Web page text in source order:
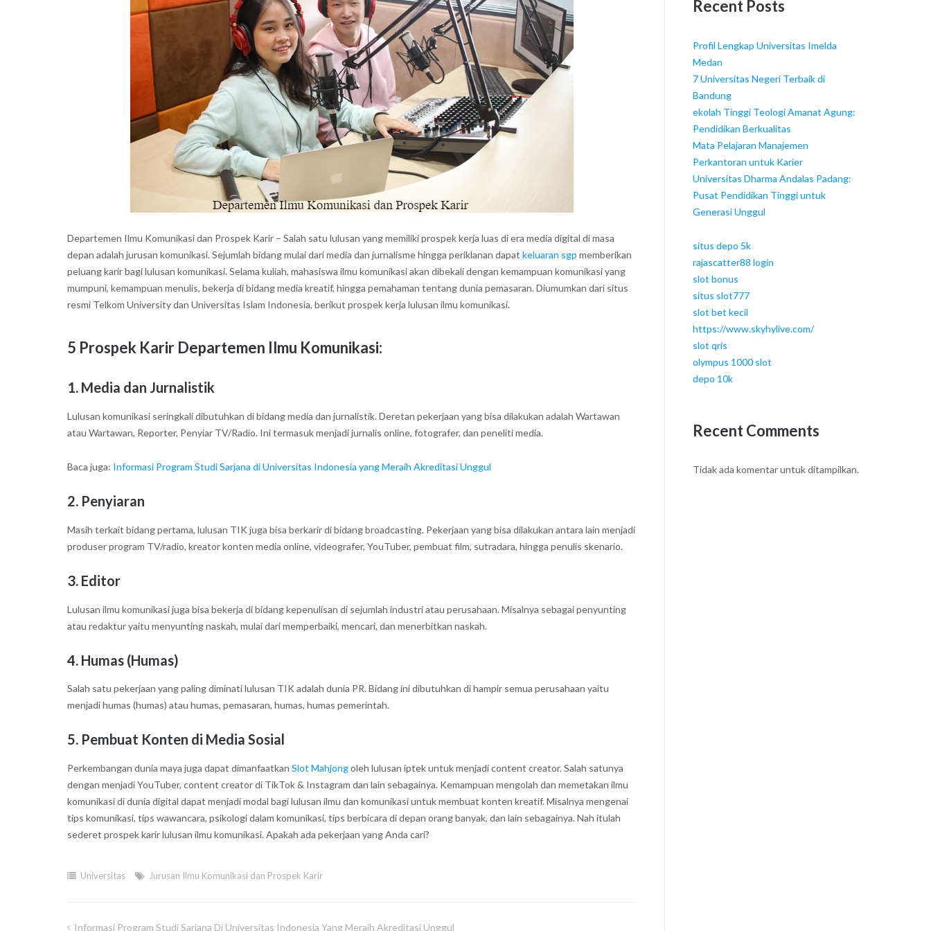
Departemen Ilmu Komunikasi dan Prospek Karir – Salah satu lulusan yang memiliki prospek kerja luas di era media digital di masa
depan adalah jurusan komunikasi. Sejumlah bidang mulai dari media dan jurnalisme hingga periklanan dapat keluaran sgp memberikan
peluang karir bagi lulusan komunikasi. Selama kuliah, mahasiswa ilmu komunikasi akan dibekali dengan kemampuan komunikasi yang
mumpuni, kemampuan menulis, bekerja di bidang media kreatif, hingga pemahaman tentang dunia pemasaran. Diumumkan dari situs
resmi Telkom University dan Universitas Islam Indonesia, berikut prospek kerja lulusan ilmu komunikasi.
5 Prospek Karir Departemen Ilmu Komunikasi:
1. Media dan Jurnalistik
Lulusan komunikasi seringkali dibutuhkan di bidang media dan jurnalistik. Deretan pekerjaan yang bisa dilakukan adalah Wartawan
atau Wartawan, Reporter, Penyiar TV/Radio. Ini termasuk menjadi jurnalis online, fotografer, dan peneliti media.
Baca juga: Informasi Program Studi Sarjana di Universitas Indonesia yang Meraih Akreditasi Unggul
2. Penyiaran
Masih terkait bidang pertama, lulusan TIK juga bisa berkarir di bidang broadcasting. Pekerjaan yang bisa dilakukan antara lain menjadi
produser program TV/radio, kreator konten media online, videografer, YouTuber, pembuat film, sutradara, hingga penulis skenario.
3. Editor
Lulusan ilmu komunikasi juga bisa bekerja di bidang kepenulisan di sejumlah industri atau perusahaan. Misalnya sebagai penyunting
atau redaktur yaitu menyunting naskah, mulai dari memperbaiki, mencari, dan menerbitkan naskah.
4. Humas (Humas)
Salah satu pekerjaan yang paling diminati lulusan TIK adalah dunia PR. Bidang ini dibutuhkan di hampir semua perusahaan yaitu
menjadi humas (humas) atau humas, pemasaran, humas, humas pemerintah.
5. Pembuat Konten di Media Sosial
Perkembangan dunia maya juga dapat dimanfaatkan Slot Mahjongoleh lulusan iptek untuk menjadi content creator. Salah satunya
dengan menjadi YouTuber, content creator di TikTok & Instagram dan lain sebagainya. Kemampuan mengolah dan memetakan ilmu
komunikasi di dunia digital dapat menjadi modal bagi lulusan ilmu dan komunikasi untuk membuat konten kreatif. Misalnya mengenai
tips komunikasi, tips wawancara, psikologi dalam komunikasi, tips berbicara di depan orang banyak, dan lain sebagainya. Nah itulah
sederet prospek karir lulusan ilmu komunikasi. Apakah ada pekerjaan yang Anda cari?
Universitas Jurusan Ilmu Komunikasi dan Prospek Karir
Informasi Program Studi Sarjana Di Universitas Indonesia Yang Meraih Akreditasi Unggul
Recent Posts
Profil Lengkap Universitas Imelda
Medan
7 Universitas Negeri Terbaik di
Bandung
ekolah Tinggi Teologi Amanat Agung:
Pendidikan Berkualitas
Mata Pelajaran Manajemen
Perkantoran untuk Karier
Universitas Dharma Andalas Padang:
Pusat Pendidikan Tinggi untuk
Generasi Unggul
situs depo 5k
rajascatter88 login
slot bonus
situs slot777
slot bet kecil
https://www.skyhylive.com/
slot qris
olympus 1000 slot
depo 10k
Recent Comments
Tidak ada komentar untuk ditampilkan.